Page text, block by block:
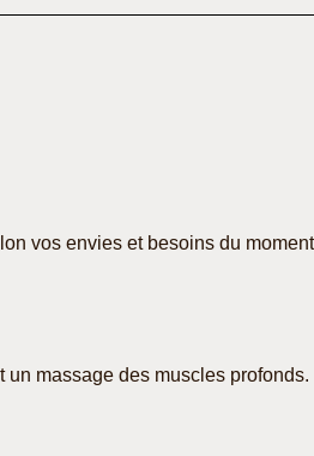
vos envies et besoins du
massage des muscles profonds.